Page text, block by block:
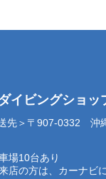
イビングショッ
先＞〒907-0332 沖
場10台あり
店の方は、カーナビ